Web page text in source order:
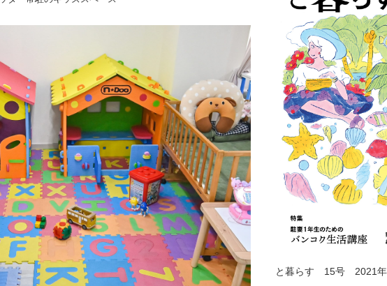
と暮らす 15号 2021年